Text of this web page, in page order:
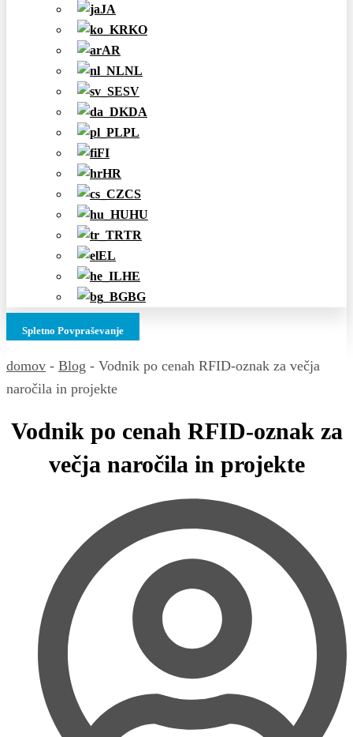
JA
KO
AR
NL
SV
DA
PL
FI
HR
CS
HU
TR
EL
HE
BG
Spletno Povpraševanje
domov - Blog - Vodnik po cenah RFID-oznak za večja
naročila in projekte
Vodnik po cenah RFID-oznak za
večja naročila in projekte